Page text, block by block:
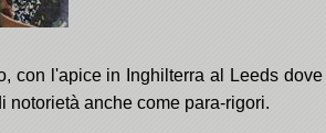
con l'apice in Inghilterra al Leeds
notorietà anche come para-rigori.